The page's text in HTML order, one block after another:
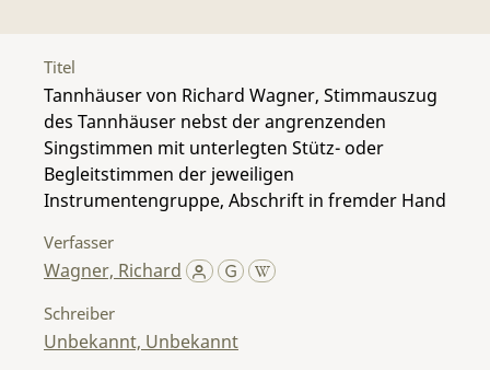
Titel
Tannhäuser von Richard Wagner, Stimmauszug
des Tannhäuser nebst der angrenzenden
Singstimmen mit unterlegten Stütz- oder
Begleitstimmen der jeweiligen
Instrumentengruppe, Abschrift in fremder Hand
Verfasser
Wagner, Richard
Schreiber
Unbekannt, Unbekannt